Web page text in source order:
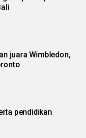
juara Wimbledon,
pendidikan